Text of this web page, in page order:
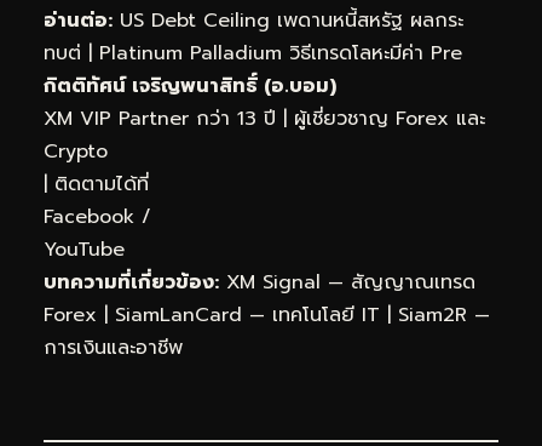
อ่านต่อ: US Debt Ceiling เพดานหนี้สหรัฐ ผลกระ
ทบต่ | Platinum Palladium วิธีเทรดโลหะมีค่า Pre
กิตติทัศน์ เจริญพนาสิทธิ์ (อ.บอม)
XM VIP Partner กว่า 13 ปี | ผู้เชี่ยวชาญ Forex และ
Crypto
| ติดตามได้ที่
Facebook /
YouTube
บทความที่เกี่ยวข้อง: XM Signal — สัญญาณเทรด
Forex | SiamLanCard — เทคโนโลยี IT | Siam2R —
การเงินและอาชีพ